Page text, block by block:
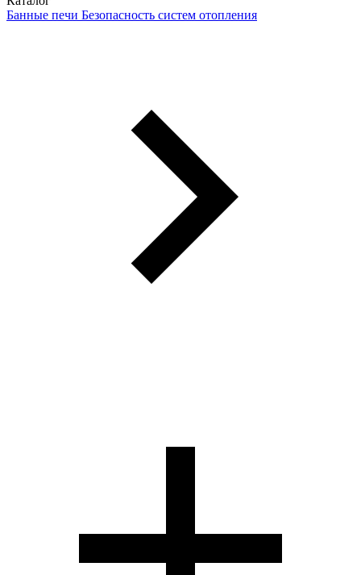
Банные печи Безопасность систем отопления